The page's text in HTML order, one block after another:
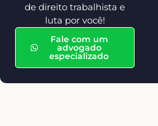
de direito trabalhista e
luta por você!
Fale com um
advogado
especializado